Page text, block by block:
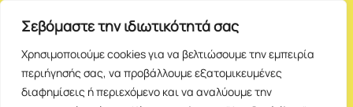
Σεβόμαστε την ιδιωτικότητά σας
Χρησιμοποιούμε cookies για να βελτιώσουμε την εμπειρία
περιήγησής σας, να προβάλλουμε εξατομικευμένες
διαφημίσεις ή περιεχόμενο και να αναλύουμε την